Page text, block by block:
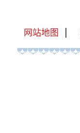
网站地图